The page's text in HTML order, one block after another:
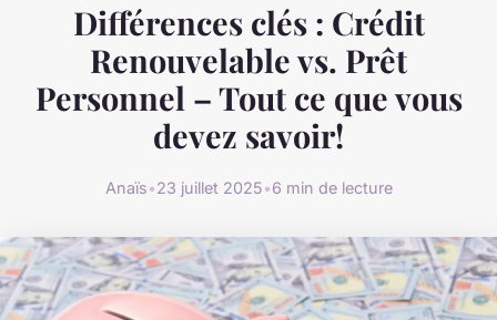
Différences clés : Crédit
Renouvelable vs. Prêt
Personnel – Tout ce que vous
devez savoir!
Anaïs•23 juillet 2025•6 min de lecture